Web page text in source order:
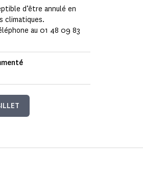
d’être annulé en
climatiques.
au 01 48 09 83